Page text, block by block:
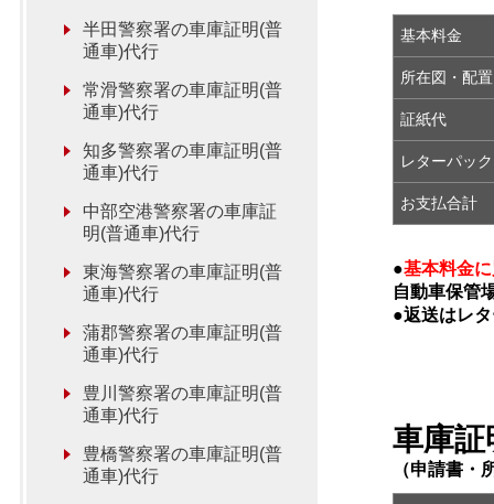
基本料金
所在図・
証紙代
レターパッ
お支払合計
●基本料金に
自動車保管
●返送はレ
車庫証
（申請書・
半田警察署の車庫証明(普
通車)代行
常滑警察署の車庫証明(普
通車)代行
知多警察署の車庫証明(普
通車)代行
中部空港警察署の車庫証
明(普通車)代行
東海警察署の車庫証明(普
通車)代行
蒲郡警察署の車庫証明(普
通車)代行
豊川警察署の車庫証明(普
通車)代行
豊橋警察署の車庫証明(普
通車)代行